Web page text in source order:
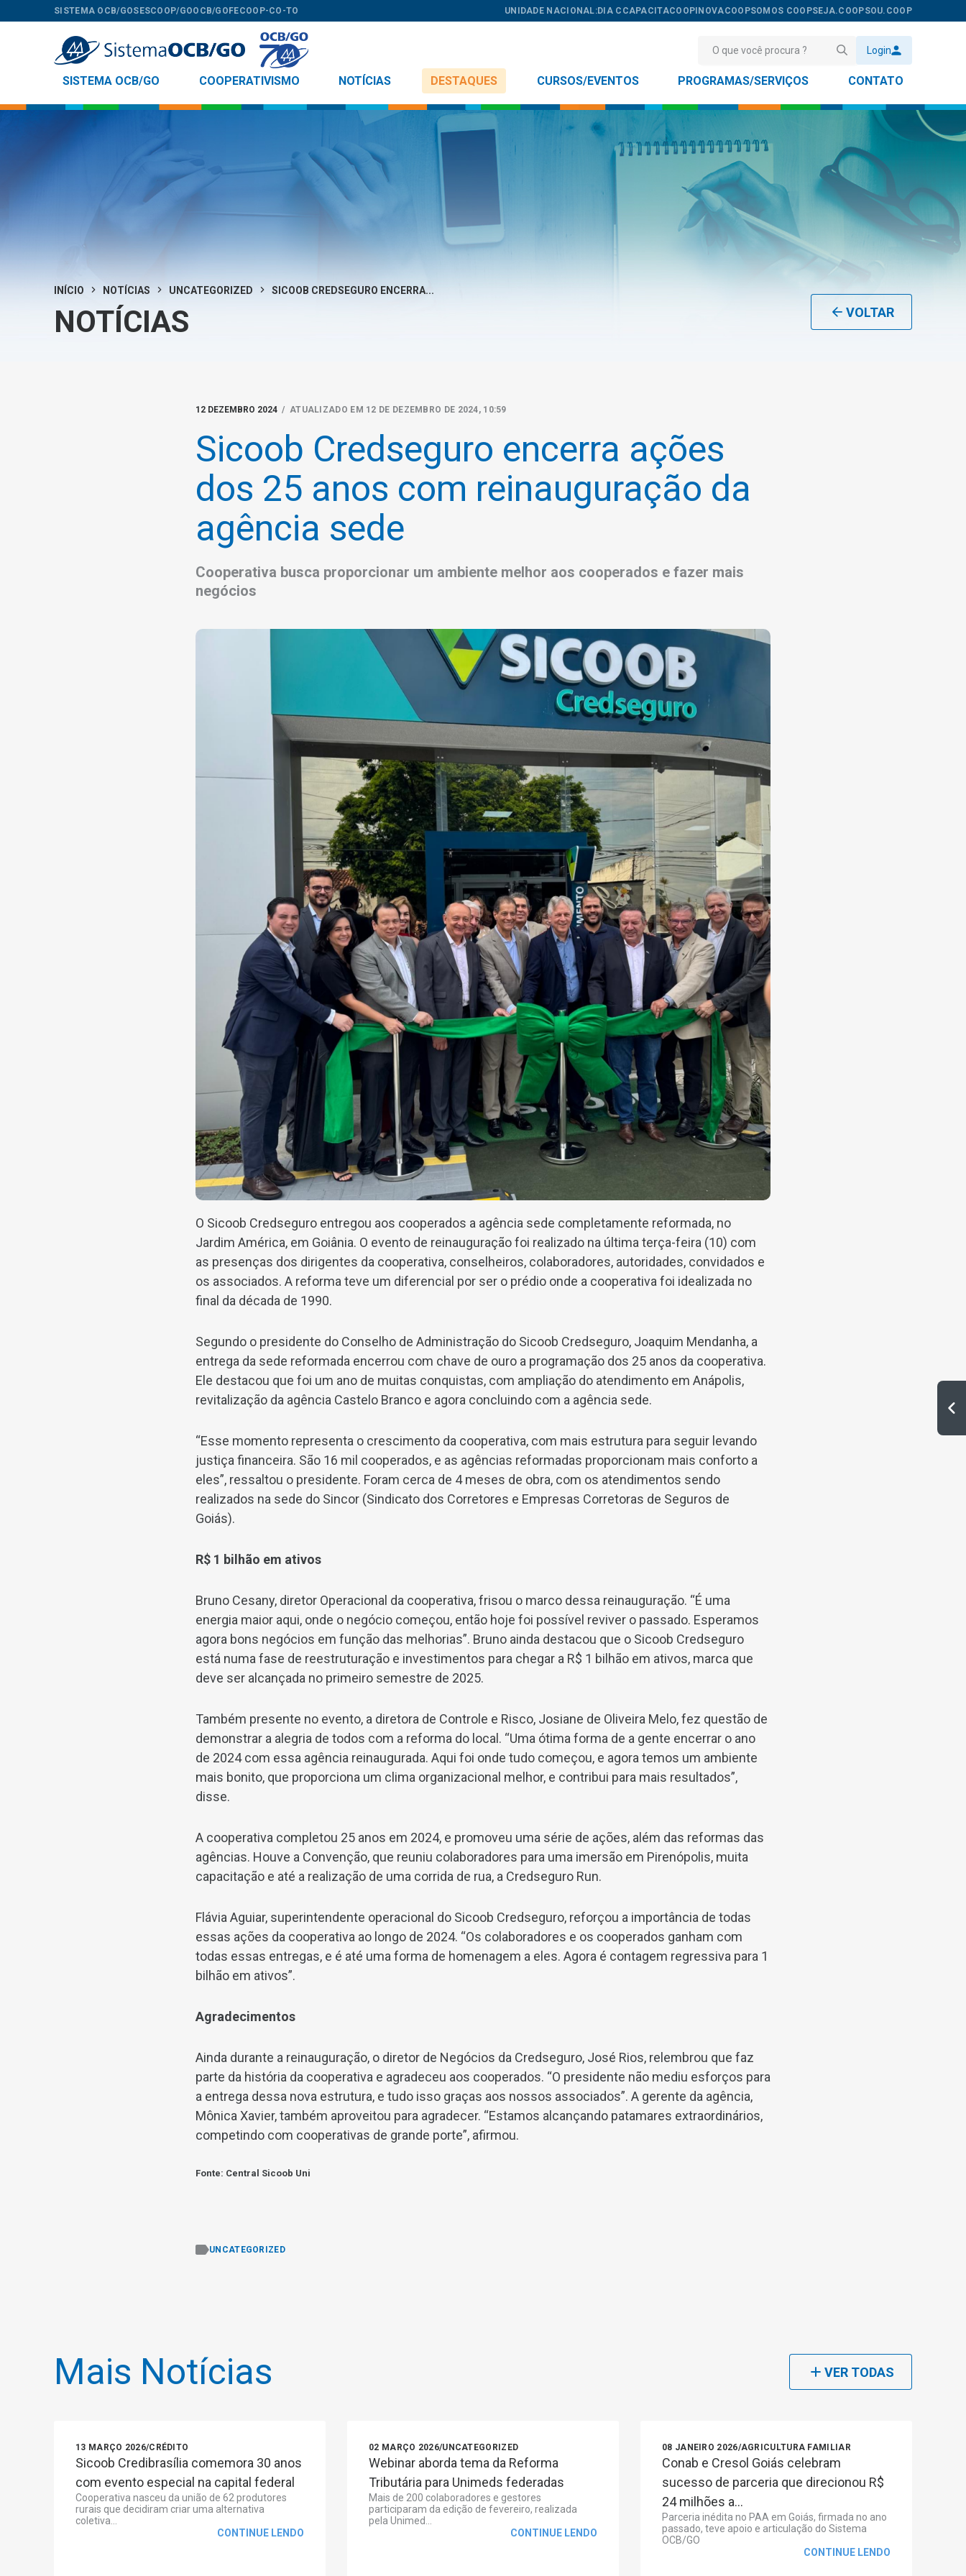
SISTEMA OCB/GOSESCOOP/GOOCB/GOFECOOP-CO-TO UNIDADE NACIONAL:DIA C CAPACITACOOPINOVACOOPSOMOS COOPSEJA.COOPSOU.COOP
Login
SISTEMA OCB/GO COOPERATIVISMO NOTÍCIAS DESTAQUES CURSOS/EVENTOS PROGRAMAS/SERVIÇOS CONTATO
INÍCIO NOTÍCIAS UNCATEGORIZED SICOOB CREDSEGURO ENCERRA...
NOTÍCIAS VOLTAR
12 DEZEMBRO 2024 / ATUALIZADO EM 12 DE DEZEMBRO DE 2024, 10:59
Sicoob Credseguro encerra ações
dos 25 anos com reinauguração da
agência sede
Cooperativa busca proporcionar um ambiente melhor aos cooperados e fazer mais
negócios
O Sicoob Credseguro entregou aos cooperados a agência sede completamente reformada, no
Jardim América, em Goiânia. O evento de reinauguração foi realizado na última terça-feira (10) com
as presenças dos dirigentes da cooperativa, conselheiros, colaboradores, autoridades, convidados e
os associados. A reforma teve um diferencial por ser o prédio onde a cooperativa foi idealizada no
final da década de 1990.
Segundo o presidente do Conselho de Administração do Sicoob Credseguro, Joaquim Mendanha, a
entrega da sede reformada encerrou com chave de ouro a programação dos 25 anos da cooperativa.
Ele destacou que foi um ano de muitas conquistas, com ampliação do atendimento em Anápolis,
revitalização da agência Castelo Branco e agora concluindo com a agência sede.
“Esse momento representa o crescimento da cooperativa, com mais estrutura para seguir levando
justiça financeira. São 16 mil cooperados, e as agências reformadas proporcionam mais conforto a
eles”, ressaltou o presidente. Foram cerca de 4 meses de obra, com os atendimentos sendo
realizados na sede do Sincor (Sindicato dos Corretores e Empresas Corretoras de Seguros de
Goiás).
R$ 1 bilhão em ativos
Bruno Cesany, diretor Operacional da cooperativa, frisou o marco dessa reinauguração. “É uma
energia maior aqui, onde o negócio começou, então hoje foi possível reviver o passado. Esperamos
agora bons negócios em função das melhorias”. Bruno ainda destacou que o Sicoob Credseguro
está numa fase de reestruturação e investimentos para chegar a R$ 1 bilhão em ativos, marca que
deve ser alcançada no primeiro semestre de 2025.
Também presente no evento, a diretora de Controle e Risco, Josiane de Oliveira Melo, fez questão de
demonstrar a alegria de todos com a reforma do local. “Uma ótima forma de a gente encerrar o ano
de 2024 com essa agência reinaugurada. Aqui foi onde tudo começou, e agora temos um ambiente
mais bonito, que proporciona um clima organizacional melhor, e contribui para mais resultados”,
disse.
A cooperativa completou 25 anos em 2024, e promoveu uma série de ações, além das reformas das
agências. Houve a Convenção, que reuniu colaboradores para uma imersão em Pirenópolis, muita
capacitação e até a realização de uma corrida de rua, a Credseguro Run.
Flávia Aguiar, superintendente operacional do Sicoob Credseguro, reforçou a importância de todas
essas ações da cooperativa ao longo de 2024. “Os colaboradores e os cooperados ganham com
todas essas entregas, e é até uma forma de homenagem a eles. Agora é contagem regressiva para 1
bilhão em ativos”.
Agradecimentos
Ainda durante a reinauguração, o diretor de Negócios da Credseguro, José Rios, relembrou que faz
parte da história da cooperativa e agradeceu aos cooperados. “O presidente não mediu esforços para
a entrega dessa nova estrutura, e tudo isso graças aos nossos associados”. A gerente da agência,
Mônica Xavier, também aproveitou para agradecer. “Estamos alcançando patamares extraordinários,
competindo com cooperativas de grande porte”, afirmou.
Fonte: Central Sicoob Uni
UNCATEGORIZED
Mais Notícias VER TODAS
13 MARÇO 2026/CRÉDITO
Sicoob Credibrasília comemora 30 anos
com evento especial na capital federal
Cooperativa nasceu da união de 62 produtores
rurais que decidiram criar uma alternativa
coletiva...
CONTINUE LENDO
02 MARÇO 2026/UNCATEGORIZED
Webinar aborda tema da Reforma
Tributária para Unimeds federadas
Mais de 200 colaboradores e gestores
participaram da edição de fevereiro, realizada
pela Unimed...
CONTINUE LENDO
08 JANEIRO 2026/AGRICULTURA FAMILIAR
Conab e Cresol Goiás celebram
sucesso de parceria que direcionou R$
24 milhões a...
Parceria inédita no PAA em Goiás, firmada no ano
passado, teve apoio e articulação do Sistema
OCB/GO
CONTINUE LENDO